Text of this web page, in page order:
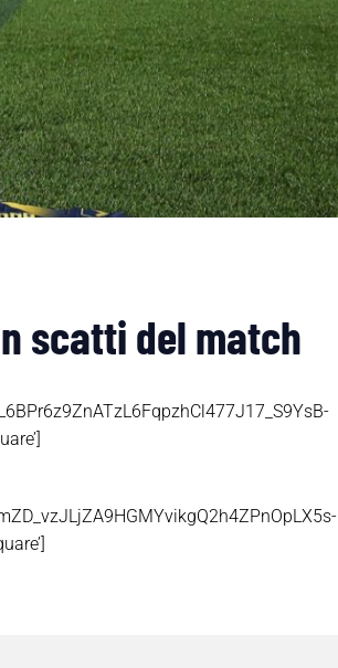
scatti del match